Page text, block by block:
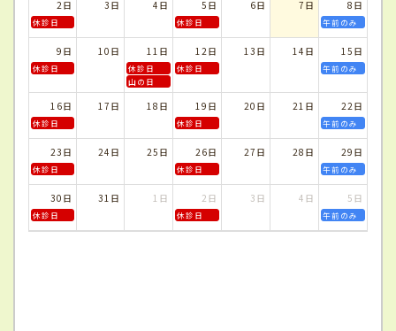
2日
休診日
3日 4日 5日
休診日
6日 7日 8日
午前のみ
9日
休診日
10日 11日
休診日
山の日
12日
休診日
13日 14日 15日
午前のみ
16日
休診日
17日 18日 19日
休診日
20日 21日 22日
午前のみ
23日
休診日
24日 25日 26日
休診日
27日 28日 29日
午前のみ
30日
休診日
31日 1日 2日
休診日
3日 4日 5日
午前のみ